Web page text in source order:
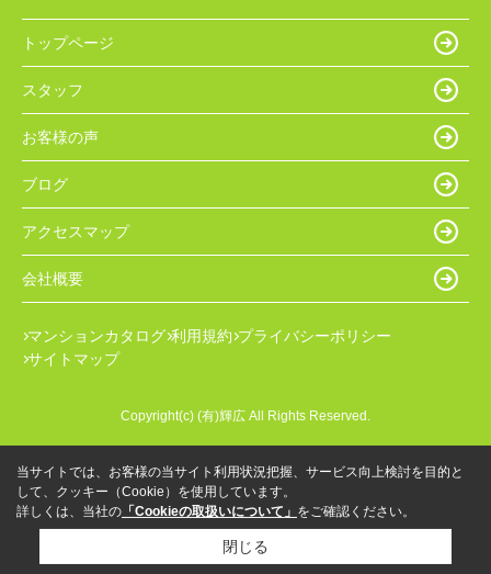
トップページ
スタッフ
お客様の声
ブログ
アクセスマップ
会社概要
マンションカタログ 利用規約 プライバシーポリシー
サイトマップ
Copyright(c) (有)輝広 All Rights Reserved.
当サイトでは、お客様の当サイト利用状況把握、サービス向上検討を目的と
して、クッキー（Cookie）を使用しています。
詳しくは、当社の 「Cookieの取扱いについて」 をご確認ください。
閉じる